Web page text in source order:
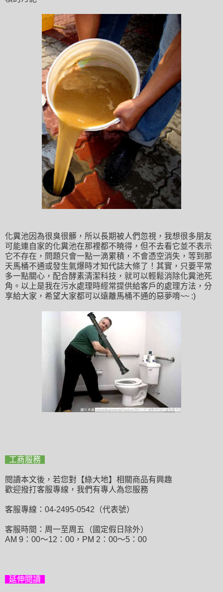
化糞池因為很臭很髒，所以長期被人們忽視，我想很多朋友
可能連自家的化糞池在那裡都不曉得，但不去看它並不表示
它不存在，問題只會一點一滴累積，不會憑空消失，等到那
天馬桶不通或發生氣爆時才知代誌大條了！其實，只要平常
多一點關心，配合酵素清潔科技，就可以輕鬆消除化糞池死
角。以上是我在污水處理時經常提供給客戶的處理方法，分
享給大家，希望大家都可以遠離馬桶不通的惡夢唷~~ :)
工商服務
閱讀本文後，若您對【綠大地】相關商品有興趣
歡迎撥打客服專線，我們有專人為您服務
客服專線：04-2495-0542（代表號）
客服時間：周一至周五（國定假日除外）
AM 9：00～12：00，PM 2：00～5：00
延伸閱讀